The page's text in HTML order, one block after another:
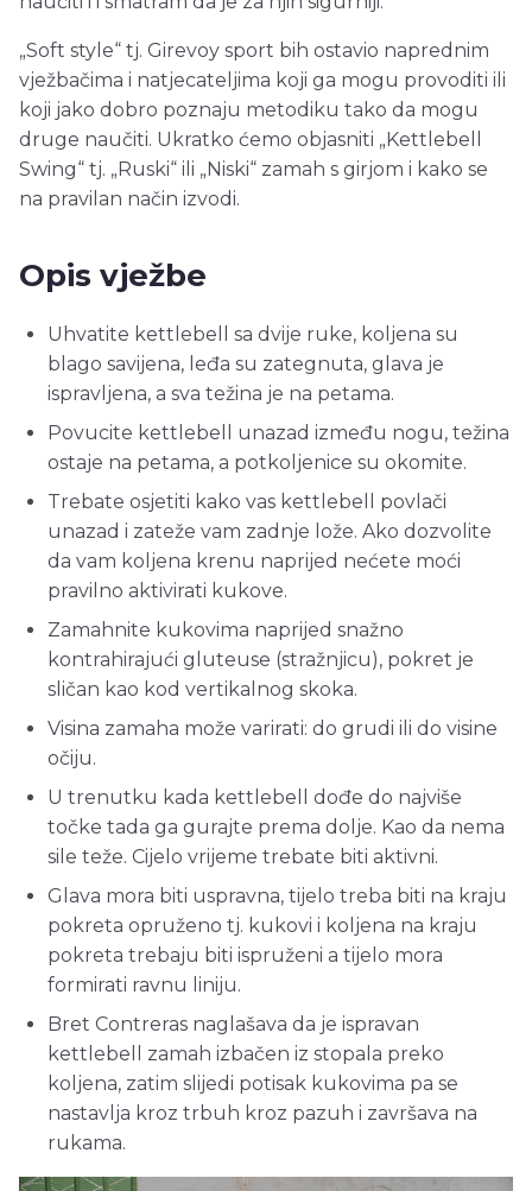
„Soft style“ tj. Girevoy sport bih ostavio naprednim
vježbačima i natjecateljima koji ga mogu provoditi ili
koji jako dobro poznaju metodiku tako da mogu
druge naučiti. Ukratko ćemo objasniti „Kettlebell
Swing“ tj. „Ruski“ ili „Niski“ zamah s girjom i kako se
na pravilan način izvodi.
Opis vježbe
Uhvatite kettlebell sa dvije ruke, koljena su
blago savijena, leđa su zategnuta, glava je
ispravljena, a sva težina je na petama.
Povucite kettlebell unazad između nogu, težina
ostaje na petama, a potkoljenice su okomite.
Trebate osjetiti kako vas kettlebell povlači
unazad i zateže vam zadnje lože. Ako dozvolite
da vam koljena krenu naprijed nećete moći
pravilno aktivirati kukove.
Zamahnite kukovima naprijed snažno
kontrahirajući gluteuse (stražnjicu), pokret je
sličan kao kod vertikalnog skoka.
Visina zamaha može varirati: do grudi ili do visine
očiju.
U trenutku kada kettlebell dođe do najviše
točke tada ga gurajte prema dolje. Kao da nema
sile teže. Cijelo vrijeme trebate biti aktivni.
Glava mora biti uspravna, tijelo treba biti na kraju
pokreta opruženo tj. kukovi i koljena na kraju
pokreta trebaju biti ispruženi a tijelo mora
formirati ravnu liniju.
Bret Contreras naglašava da je ispravan
kettlebell zamah izbačen iz stopala preko
koljena, zatim slijedi potisak kukovima pa se
nastavlja kroz trbuh kroz pazuh i završava na
rukama.